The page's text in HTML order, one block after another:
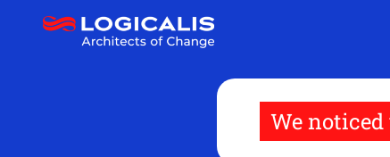
contenido
We